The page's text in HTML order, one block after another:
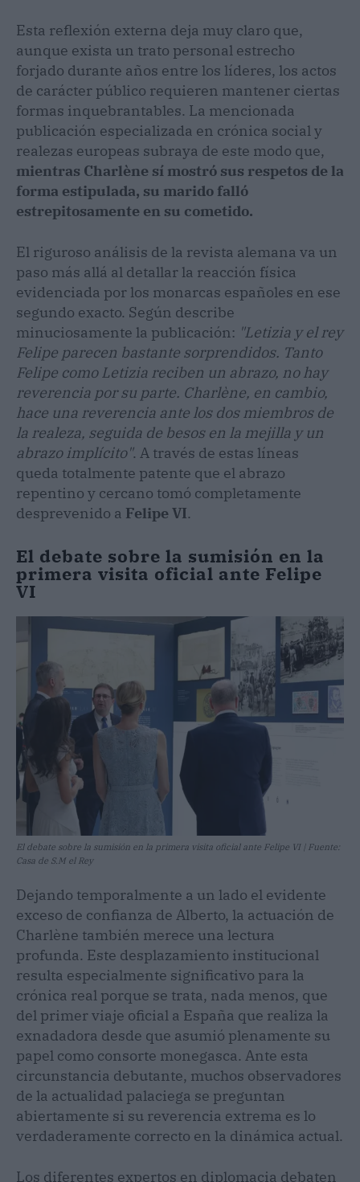
Esta reflexión externa deja muy claro que,
aunque exista un trato personal estrecho
forjado durante años entre los líderes, los actos
de carácter público requieren mantener ciertas
formas inquebrantables. La mencionada
publicación especializada en crónica social y
realezas europeas subraya de este modo que,
mientras Charlène sí mostró sus respetos de la
forma estipulada, su marido falló
estrepitosamente en su cometido.
El riguroso análisis de la revista alemana va un
paso más allá al detallar la reacción física
evidenciada por los monarcas españoles en ese
segundo exacto. Según describe
minuciosamente la publicación: "Letizia y el rey
Felipe parecen bastante sorprendidos. Tanto
Felipe como Letizia reciben un abrazo, no hay
reverencia por su parte. Charlène, en cambio,
hace una reverencia ante los dos miembros de
la realeza, seguida de besos en la mejilla y un
abrazo implícito". A través de estas líneas
queda totalmente patente que el abrazo
repentino y cercano tomó completamente
desprevenido a Felipe VI.
El debate sobre la sumisión en la
primera visita oficial ante Felipe
VI
El debate sobre la sumisión en la primera visita oficial ante Felipe VI | Fuente:
Casa de S.M el Rey
Dejando temporalmente a un lado el evidente
exceso de confianza de Alberto, la actuación de
Charlène también merece una lectura
profunda. Este desplazamiento institucional
resulta especialmente significativo para la
crónica real porque se trata, nada menos, que
del primer viaje oficial a España que realiza la
exnadadora desde que asumió plenamente su
papel como consorte monegasca. Ante esta
circunstancia debutante, muchos observadores
de la actualidad palaciega se preguntan
abiertamente si su reverencia extrema es lo
verdaderamente correcto en la dinámica actual.
Los diferentes expertos en diplomacia debaten